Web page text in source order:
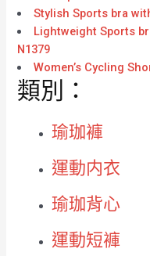
Stylish Sports bra
Lightweight Sports
N1379
Women’s Cycling
類別：
瑜珈褲
運動内衣
瑜珈背心
運動短褲